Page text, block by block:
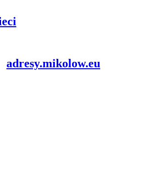
adresy.mikolow.eu